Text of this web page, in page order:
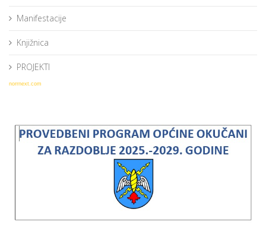
Manifestacije
Knjižnica
PROJEKTI
norrnext.com